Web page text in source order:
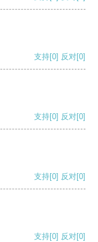
支持[0] 反对[0]
支持[0] 反对[0]
支持[0] 反对[0]
支持[0] 反对[0]